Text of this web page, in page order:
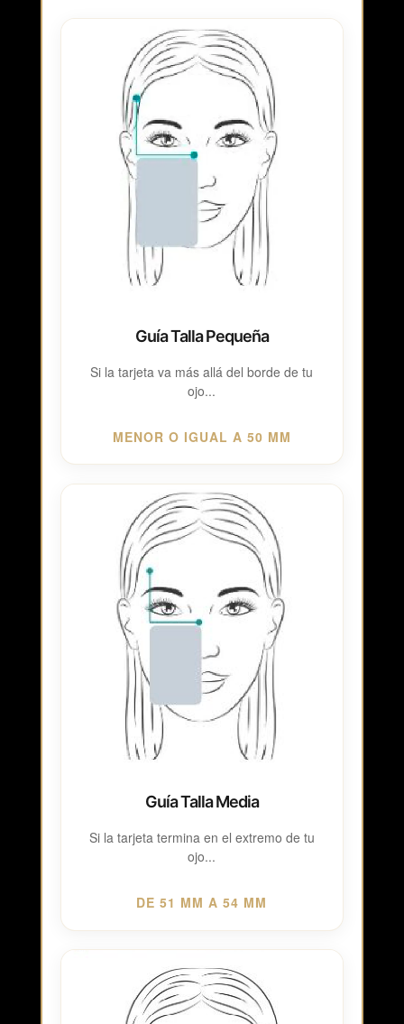
Guía Talla Pequeña
Si la tarjeta va más allá del borde de tu
ojo...
MENOR O IGUAL A 50 MM
Guía Talla Media
Si la tarjeta termina en el extremo de tu
ojo...
DE 51 MM A 54 MM